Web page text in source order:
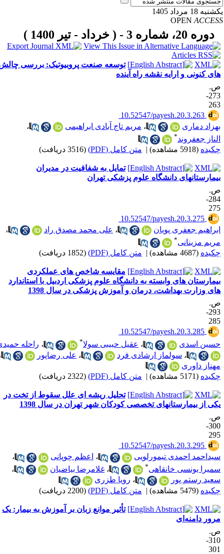
18 مرداد 1405
OPEN
دوره 20، شماره 3 - ( خرداد - تیر 1400 )
توسعه صنعت پروبیوتیک: بررسی چالش
کنونی و ارایه نقشه راه آینده
273-
‎ 10.52547/payesh.20.3.263
دماری
،مریم تاج آبادی ابراهیمی
،
جعفروند*
(5918 مشاهده) | متن کامل (PDF) (3516 دریافت)
تمایل به شفافیت در مدیران
دانشگاه علوم پزشکی تهران
284-
‎ 10.52547/payesh.20.3.275
جعفری پویان
،علی محمد مصدق راد
،
مزینانی
(4687 مشاهده) | متن کامل (PDF) (1852 دریافت)
مقایسه شاخص های عملکردی
های وابسته به دانشگاه علوم پزشکی اردبیل با استاندارد
وزارت بهداشت، درمان و آموزش پزشکی در سال 1398
293-
‎ 10.52547/payesh.20.3.285
اسدی
،عقیل حبیبی سولا * ،راحله حمیدی
،سولماز ارشادی فرد ،علی رضاپور
،
داوری
(5171 مشاهده) | متن کامل (PDF) (2322 دریافت)
تحلیل ریشه ای علل سقوط از تخت در
از بیمارستانهای تخصصی کودکان شهر تهران در سال 1398
300-
‎ 10.52547/payesh.20.3.295
احمدی تیمورلویی
،اعظم چوپانی
،
یونسی خانقاهی
،غلامرضا بیاضیان
،
رستم پور
،رویا طزری
(5479 مشاهده) | متن کامل (PDF) (2200 دریافت)
تأثیر موانع زبان بر آموزش به بیمار: یک
دامنه‌ای
310-